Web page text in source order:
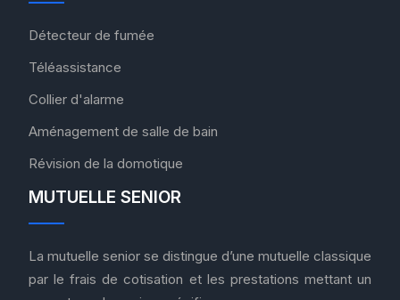
Détecteur de fumée
Téléassistance
Collier d'alarme
Aménagement de salle de bain
Révision de la domotique
MUTUELLE SENIOR
La mutuelle senior se distingue d’une mutuelle classique
par le frais de cotisation et les prestations mettant un